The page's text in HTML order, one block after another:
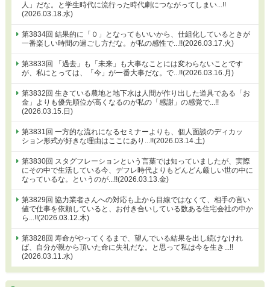
人」だな。と学生時代に流行った時代劇につながってしまい...!!
(2026.03.18.水)
第3834回 結果的に「０」となってもいいから、仕組化しているときが
一番楽しい時間の過ごし方だな。が私の感性で...!!(2026.03.17.火)
第3833回 「過去」も「未来」も大事なことには変わらないことです
が、私にとっては、「今」が一番大事だな。で...!!(2026.03.16.月)
第3832回 生きている農地と地下水は人間が作り出した道具である「お
金」よりも優先順位が高くなるのが私の「感謝」の感覚で...!!
(2026.03.15.日)
第3831回 一方的な流れになるセミナーよりも、個人面談のディカッ
ション形式が好きな理由はここにあり...!!(2026.03.14.土)
第3830回 スタグフレーションという言葉では知っていましたが、実際
にその中で生活している今、デフレ時代よりもどんどん厳しい世の中に
なっているな。というのが...!!(2026.03.13.金)
第3829回 協力業者さんへの対応も上から目線ではなくて、相手の言い
値で仕事を依頼していると、お付き合いしている数ある住宅会社の中か
ら...!!(2026.03.12.木)
第3828回 寿命がやってくるまで、望んでいる結果を出し続けなけれ
ば、自分が親から頂いた命に失礼だな。と思って私は今を生き...!!
(2026.03.11.水)